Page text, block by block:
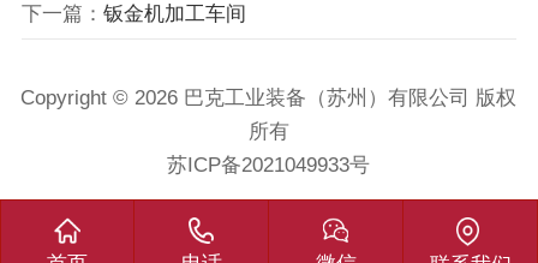
下一篇： 钣金机加工车间
Copyright © 2026 巴克工业装备（苏州）有限公司 版权
所有
苏ICP备2021049933号